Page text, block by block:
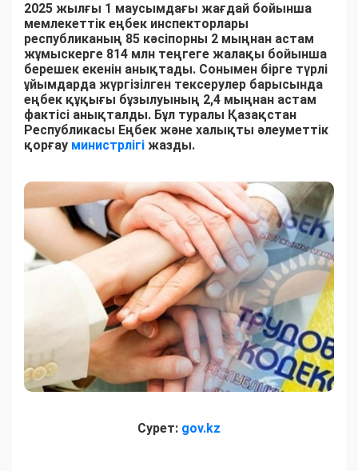
2025 жылғы 1 маусымдағы жағдай бойынша
мемлекеттік еңбек инспекторлары
республиканың 85 кәсіпорны 2 мыңнан астам
жұмыскерге 814 млн теңгеге жалақы бойынша
берешек екенін анықтады. Сонымен бірге түрлі
ұйымдарда жүргізілген тексерулер барысында
еңбек құқығы бұзылуының 2,4 мыңнан астам
фактісі анықталды. Бұл туралы Қазақстан
Республикасы Еңбек және халықты әлеуметтік
қорғау министрлігі жазды.
Сурет: gov.kz